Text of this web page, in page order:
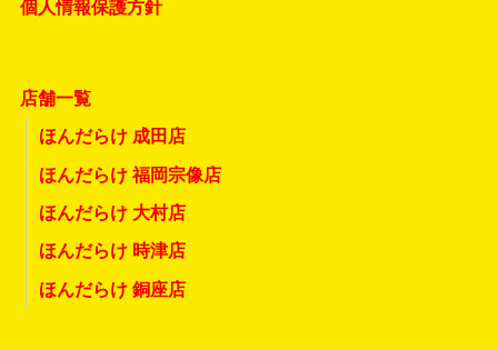
個人情報保護方針
店舗一覧
ほんだらけ 成田店
ほんだらけ 福岡宗像店
ほんだらけ 大村店
ほんだらけ 時津店
ほんだらけ 銅座店